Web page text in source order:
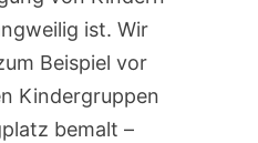
ist. Wir
Beispiel vor
Kindergruppen
bemalt –